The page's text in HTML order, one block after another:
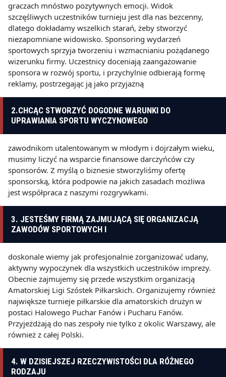
graczach mnóstwo pozytywnych emocji. Widok
szczęśliwych uczestników turnieju jest dla nas bezcenny,
dlatego dokładamy wszelkich starań, żeby stworzyć
niezapomniane widowisko. Sponsoring wydarzeń
sportowych sprzyja tworzeniu i wzmacnianiu pożądanego
wizerunku firmy. Uczestnicy doceniają zaangażowanie
sponsora w rozwój sportu, i przychylnie odbierają formę
reklamy, postrzegając ją jako przyjazną
2.CHCĄC STWORZYĆ DOGODNE WARUNKI DO
UPRAWIANIA SPORTU WYCZYNOWEGO
zawodnikom utalentowanym w młodym i dojrzałym wieku,
musimy liczyć na wsparcie finansowe darczyńców czy
sponsorów. Z myślą o biznesie stworzyliśmy ofertę
sponsorską, która podpowie na jakich zasadach możliwa
jest współpraca z naszymi rozgrywkami.
3. JESTEŚMY FIRMĄ ZAJMUJĄCĄ SIĘ ORGANIZACJĄ
ZAWODÓW SPORTOWYCH I
doskonale wiemy jak profesjonalnie zorganizować udany,
aktywny wypoczynek dla wszystkich uczestników imprezy.
Obecnie zajmujemy się przede wszystkim organizacją
Amatorskiej Ligi Szóstek Piłkarskich. Organizujemy również
największe turnieje piłkarskie dla amatorskich drużyn w
postaci Halowego Puchar Fanów i Pucharu Fanów.
Przyjeżdżają do nas zespoły nie tylko z okolic Warszawy, ale
również z całej Polski.
4. W DZISIEJSZEJ RZECZYWISTOŚCI DLA RÓŻNEGO
RODZAJU